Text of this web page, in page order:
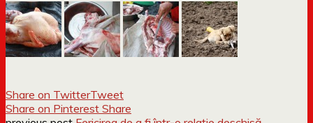
Share on TwitterTweet
Share on Pinterest Share